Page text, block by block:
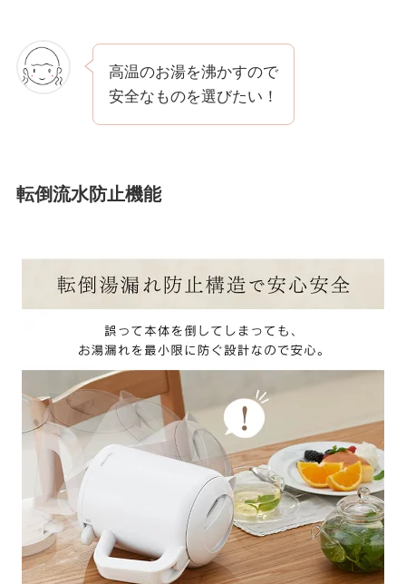
高温のお湯を沸かすので
安全なものを選びたい！
転倒流水防止機能